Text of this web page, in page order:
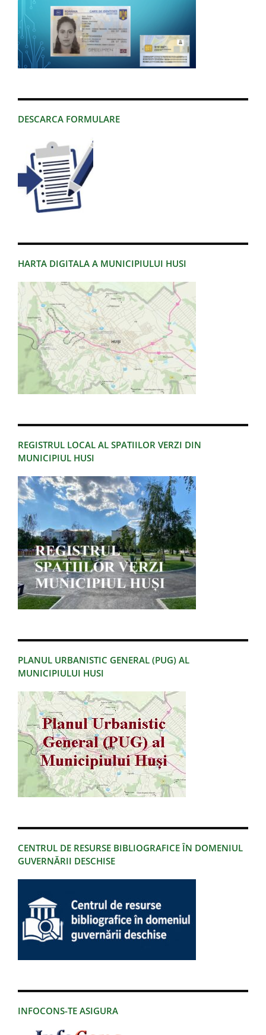
DESCARCA FORMULARE
HARTA DIGITALA A MUNICIPIULUI HUSI
REGISTRUL LOCAL AL SPATIILOR VERZI DIN
MUNICIPIUL HUSI
PLANUL URBANISTIC GENERAL (PUG) AL
MUNICIPIULUI HUSI
CENTRUL DE RESURSE BIBLIOGRAFICE ÎN DOMENIUL
GUVERNĂRII DESCHISE
INFOCONS-TE ASIGURA